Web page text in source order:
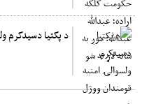
د پکتیا دسیدکرم